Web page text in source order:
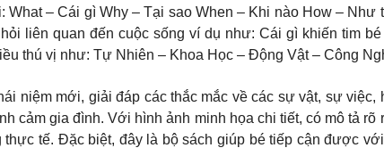
What – Cái gì Why – Tại sao When – Khi nào How –
liên quan đến cuộc sống ví dụ như: Cái gì khiến tim
thú vị như: Tự Nhiên – Khoa Học – Động Vật – Công
niệm mới, giải đáp các thắc mắc về các sự vật, sự
cảm gia đình. Với hình ảnh minh họa chi tiết, có mô tả
tế. Đặc biệt, đây là bộ sách giúp bé tiếp cận được